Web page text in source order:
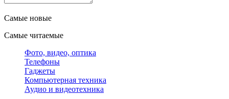
Самые новые
Самые читаемые
Фото, видео, оптика
Телефоны
Гаджеты
Компьютерная техника
Аудио и видеотехника